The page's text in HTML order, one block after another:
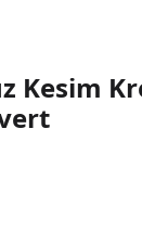
Kesim